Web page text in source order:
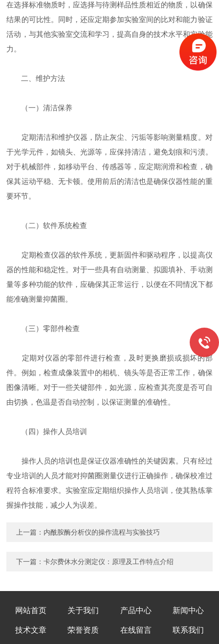
在选择标准物质时，应选择与待测样品性质相近的物质，以确保
结果的可比性。同时，还应定期参加实验室间的比对和能力验证
活动，与其他实验室交流和学习，提高自身的技术水平和实验能
力。
二、维护方法
（一）清洁保养
定期清洁和维护仪器，防止灰尘、污垢等影响测量精度。对
于光学元件，如镜头、光源等，应保持清洁，避免划痕和污渍。
对于机械部件，如移动平台、传感器等，应定期润滑和检查，确
保其运动平稳、无卡顿。使用前后的清洁也是确保仪器性能的重
要环节。
（二）软件系统检查
定期检查仪器的软件系统，更新固件和驱动程序，以提高仪
器的性能和稳定性。对于一些具有自动测量、拟圆填补、手动测
量等多种功能的软件，应确保其正常运行，以便在不同情况下都
能准确测量抑菌圈。
（三）零部件检查
定期对仪器的零部件进行检查，及时更换磨损或损坏的部
件。例如，检查成像装置中的相机、镜头等是否正常工作，确保
图像清晰。对于一些关键部件，如光源，应检查其亮度是否可自
由切换，色温是否自动控制，以保证测量的准确性。
（四）操作人员培训
操作人员的培训也是保证仪器准确性的关键因素。只有经过
专业培训的人员才能对抑菌圈测量仪进行正确操作，确保校准过
程符合标准要求。实验室应定期组织操作人员培训，使其熟练掌
握操作技能，减少人为误差。
上一篇： 内酰胺酶分析仪的操作流程与实验技巧
下一篇：卡尔费休水分测定仪：原理及工作特点介绍
网站首页 关于我们 产品中心 新闻中心
技术文章 荣誉资质 在线留言 联系我们